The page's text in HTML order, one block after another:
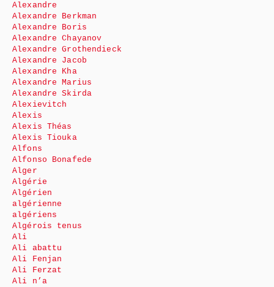
Alexandre
Alexandre Berkman
Alexandre Boris
Alexandre Chayanov
Alexandre Grothendieck
Alexandre Jacob
Alexandre Kha
Alexandre Marius
Alexandre Skirda
Alexievitch
Alexis
Alexis Théas
Alexis Tiouka
Alfons
Alfonso Bonafede
Alger
Algérie
Algérien
algérienne
algériens
Algérois tenus
Ali
Ali abattu
Ali Fenjan
Ali Ferzat
Ali n’a